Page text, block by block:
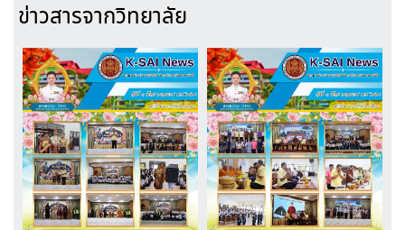
ข่าวสารจากวิทยาลัย